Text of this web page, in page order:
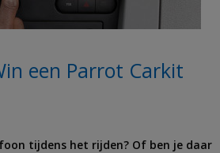
een Parrot Carkit
tijdens het rijden? Of ben je daar